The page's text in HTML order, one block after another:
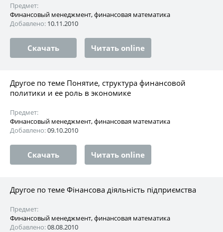
Предмет:
Финансовый менеджмент, финансовая математика
Добавлено: 10.11.2010
Скачать Читать online
Другое по теме Понятие, структура финансовой
политики и ее роль в экономике
Предмет:
Финансовый менеджмент, финансовая математика
Добавлено:09.10.2010
Скачать Читать online
Другое по теме Фінансова діяльність підприємства
Предмет:
Финансовый менеджмент, финансовая математика
Добавлено:08.08.2010